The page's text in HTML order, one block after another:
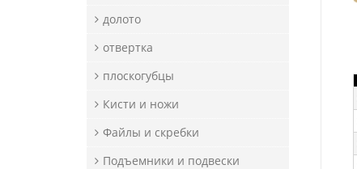
долото
отвертка
плоскогубцы
Кисти и ножи
Файлы и скребки
Подъемники и подвески